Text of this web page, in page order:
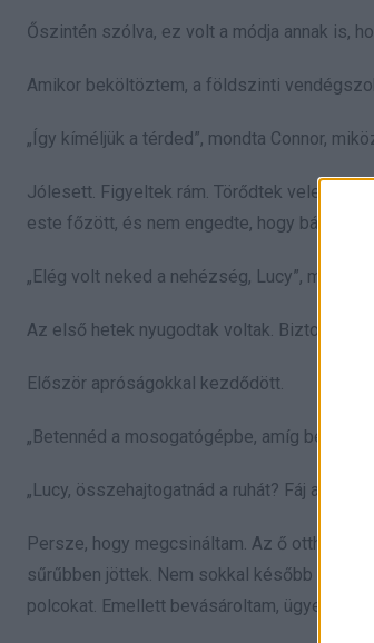
Őszintén szólva, ez volt a módja annak is,
Amikor beköltöztem, a földszinti
„Így kíméljük a térded”, mondta Connor,
Jólesett. Figyeltek rám. Törődtek velem.
este főzött, és nem engedte, hogy bármihez
„Elég volt neked a nehézség, Lucy”,
Az első hetek nyugodtak voltak.
Először apróságokkal kezdődött.
„Betennéd a mosogatógépbe, amíg
„Lucy, összehajtogatnád a ruhát? Fáj a fejem.”
Persze, hogy megcsináltam. Az ő otthonuk
sűrűbben jöttek. Nem sokkal később már
polcokat. Emellett bevásároltam, ügyeket